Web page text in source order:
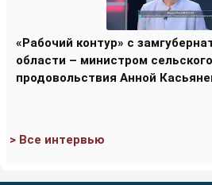
«Рабочий контур» с
области – министром
продовольствия Анной
> Все интервью